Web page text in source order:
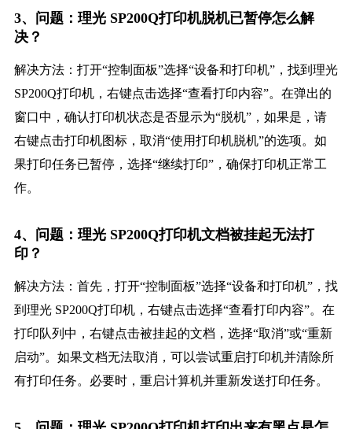
3、问题：理光 SP200Q打印机脱机已暂停怎么解
决？
解决方法：打开“控制面板”选择“设备和打印机”，找到理光
SP200Q打印机，右键点击选择“查看打印内容”。在弹出的
窗口中，确认打印机状态是否显示为“脱机”，如果是，请
右键点击打印机图标，取消“使用打印机脱机”的选项。如
果打印任务已暂停，选择“继续打印”，确保打印机正常工
作。
4、问题：理光 SP200Q打印机文档被挂起无法打
印？
解决方法：首先，打开“控制面板”选择“设备和打印机”，找
到理光 SP200Q打印机，右键点击选择“查看打印内容”。在
打印队列中，右键点击被挂起的文档，选择“取消”或“重新
启动”。如果文档无法取消，可以尝试重启打印机并清除所
有打印任务。必要时，重启计算机并重新发送打印任务。